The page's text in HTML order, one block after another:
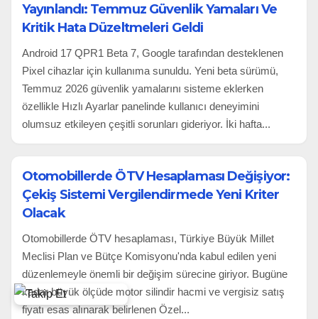
Yayınlandı: Temmuz Güvenlik Yamaları Ve
Kritik Hata Düzeltmeleri Geldi
Android 17 QPR1 Beta 7, Google tarafından desteklenen
Pixel cihazlar için kullanıma sunuldu. Yeni beta sürümü,
Temmuz 2026 güvenlik yamalarını sisteme eklerken
özellikle Hızlı Ayarlar panelinde kullanıcı deneyimini
olumsuz etkileyen çeşitli sorunları gideriyor. İki hafta...
Otomobillerde ÖTV Hesaplaması Değişiyor:
Çekiş Sistemi Vergilendirmede Yeni Kriter
Olacak
Otomobillerde ÖTV hesaplaması, Türkiye Büyük Millet
Meclisi Plan ve Bütçe Komisyonu'nda kabul edilen yeni
düzenlemeyle önemli bir değişim sürecine giriyor. Bugüne
kadar büyük ölçüde motor silindir hacmi ve vergisiz satış
fiyatı esas alınarak belirlenen Özel...